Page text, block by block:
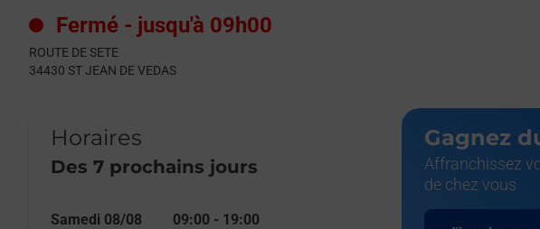
Fermé - jusqu'à 09h00
ROUTE DE SETE
34430 ST JEAN DE VEDAS
Horaires
Des 7 prochains jours
Samedi 08/08 09:00 - 19:00
Gagnez
Affranchissez
de chez vous